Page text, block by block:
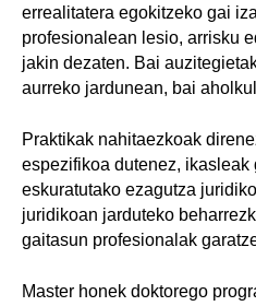
errealitatera egokitzeko gai
profesionalean lesio, arrisku
jakin dezaten. Bai
aurreko jardunean, bai
Praktikak nahitaezkoak
espezifikoa dutenez, ikasleak
eskuratutako ezagutza
juridikoan jarduteko
gaitasun profesionalak
Master honek doktorego